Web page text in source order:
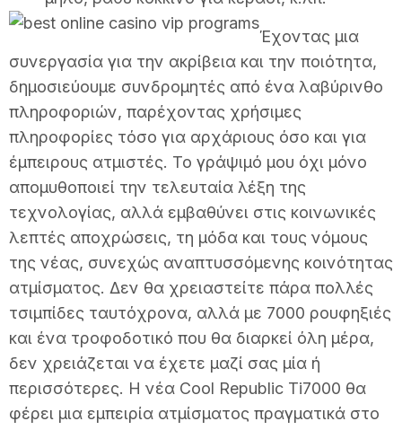
Έχοντας μια
συνεργασία για την ακρίβεια και την ποιότητα,
δημοσιεύουμε συνδρομητές από ένα λαβύρινθο
πληροφοριών, παρέχοντας χρήσιμες
πληροφορίες τόσο για αρχάριους όσο και για
έμπειρους ατμιστές. Το γράψιμό μου όχι μόνο
απομυθοποιεί την τελευταία λέξη της
τεχνολογίας, αλλά εμβαθύνει στις κοινωνικές
λεπτές αποχρώσεις, τη μόδα και τους νόμους
της νέας, συνεχώς αναπτυσσόμενης κοινότητας
ατμίσματος. Δεν θα χρειαστείτε πάρα πολλές
τσιμπίδες ταυτόχρονα, αλλά με 7000 ρουφηξιές
και ένα τροφοδοτικό που θα διαρκεί όλη μέρα,
δεν χρειάζεται να έχετε μαζί σας μία ή
περισσότερες. Η νέα Cool Republic Ti7000 θα
φέρει μια εμπειρία ατμίσματος πραγματικά στο